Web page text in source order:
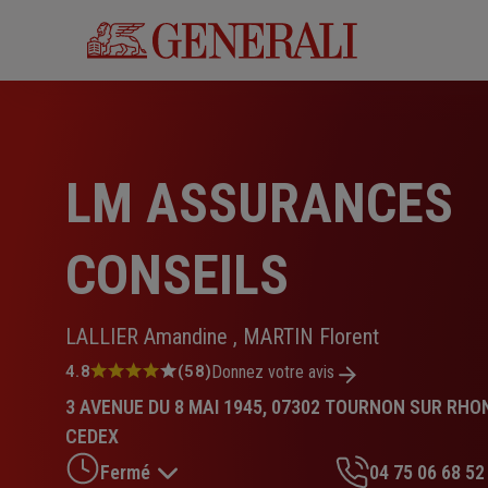
LM ASSURANCES
CONSEILS
LALLIER Amandine , MARTIN Florent
Note
4.8
sur
5
étoiles
4.8 (58)Donnez votre avis
3 AVENUE DU 8 MAI 1945, 07302 TOURNON SUR
CEDEX
Fermé
04 75 06 68 52